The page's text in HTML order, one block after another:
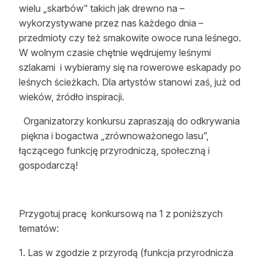
wielu „skarbów” takich jak drewno na –
wykorzystywane przez nas każdego dnia –
przedmioty czy też smakowite owoce runa leśnego.
W wolnym czasie chętnie wędrujemy leśnymi
szlakami i wybieramy się na rowerowe eskapady po
leśnych ścieżkach. Dla artystów stanowi zaś, już od
wieków, źródło inspiracji.
Organizatorzy konkursu zapraszają do odkrywania
piękna i bogactwa „zrównoważonego lasu”,
łączącego funkcję przyrodniczą, społeczną i
gospodarczą!
Przygotuj pracę konkursową na 1 z poniższych
tematów:
1. Las w zgodzie z przyrodą (funkcja przyrodnicza